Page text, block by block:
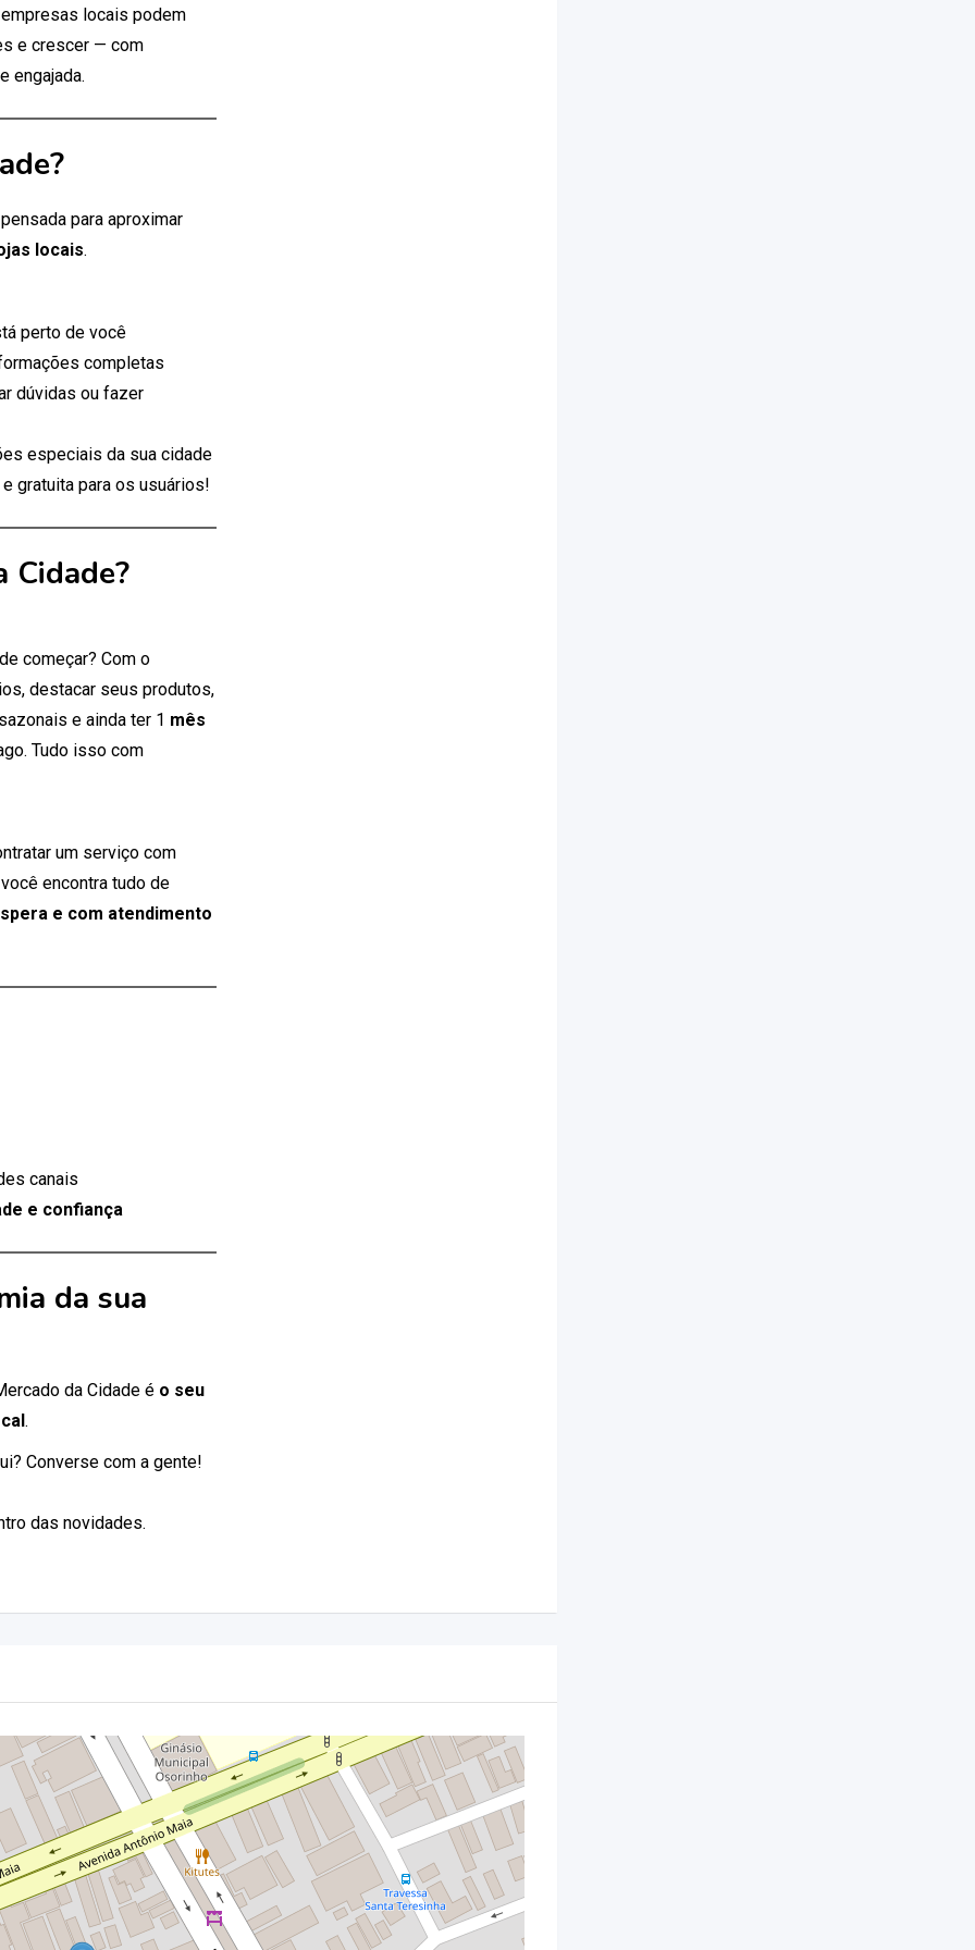
locais podem
e crescer — com
engajada.
para aproximar
locais.
perto de você
completas
dúvidas ou fazer
especiais da sua cidade
gratuita para os usuários!
Cidade?
começar? Com o
destacar seus produtos,
e ainda ter 1 mês
Tudo isso com
um serviço com
encontra tudo de
e com atendimento
canais
e confiança
da sua
da Cidade é o seu
.
Converse com a gente!
das novidades.